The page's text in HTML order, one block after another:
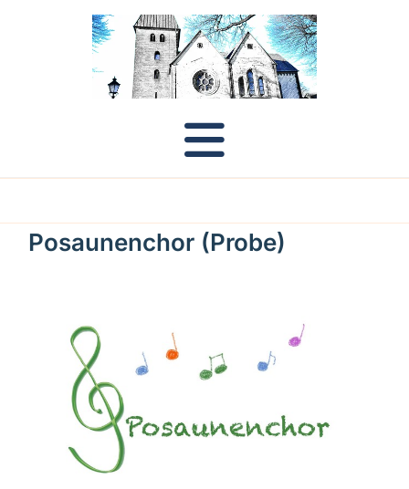
Posaunenchor (Probe)